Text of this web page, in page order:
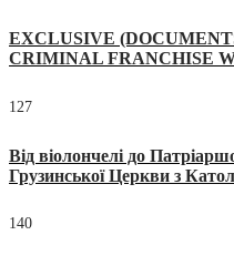
EXCLUSIVE
CRIMINAL FRANCHISE
127
Від віолончелі до
Грузинської Церкви з
140